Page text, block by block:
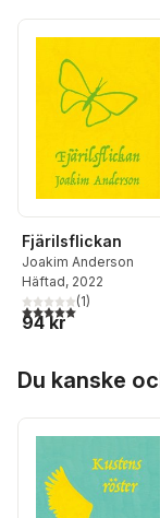
Fjärilsflickan
Joakim Anderson
Häftad, 2022
5,0utav 5 stjärnor.
(1)
94 kr
Du kanske